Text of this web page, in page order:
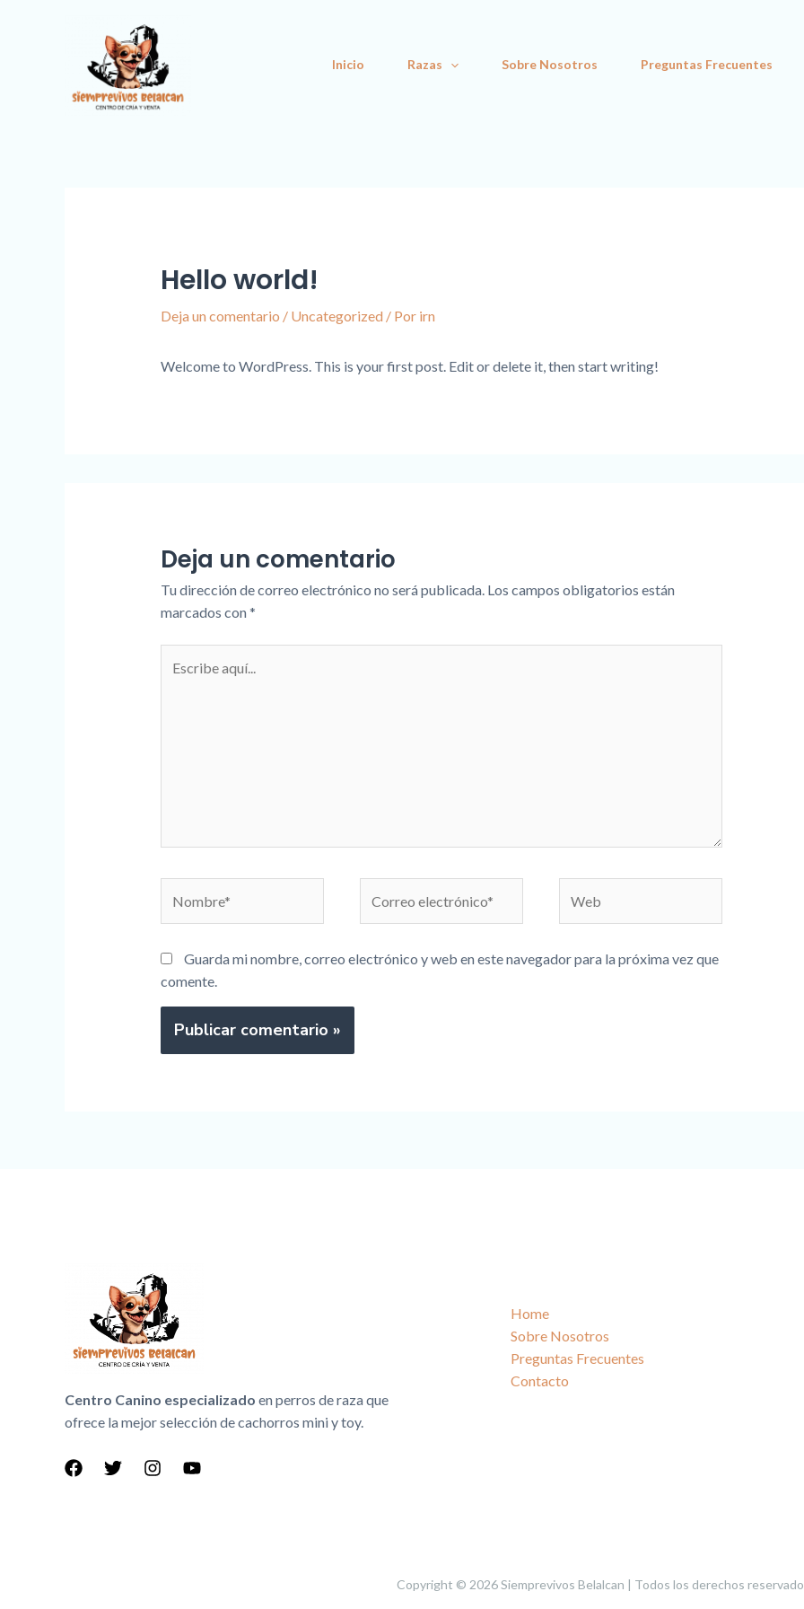
Inicio Razas Sobre Nosotros Preguntas Frecuentes
Hello world!
Deja un comentario / Uncategorized / Por irn
Welcome to WordPress. This is your first post. Edit or delete it, then start writing!
Deja un comentario
Tu dirección de correo electrónico no será publicada. Los campos obligatorios están
marcados con*
aquí...
electrónico*
Guarda mi nombre, correo electrónico y web en este navegador para la próxima vez que
comente.
Centro Canino especializado en perros de raza que
ofrece la mejor selección de cachorros mini y toy.
Home
Sobre Nosotros
Preguntas Frecuentes
Contacto
Copyright © 2026 Siemprevivos Belalcan | Todos los derechos